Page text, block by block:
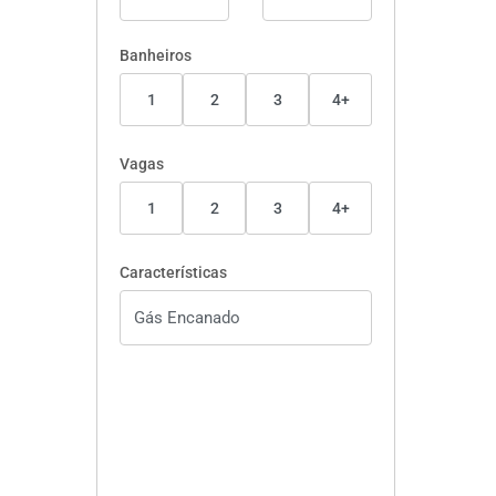
Banheiros
1 2 3 4+
Vagas
1 2 3 4+
Características